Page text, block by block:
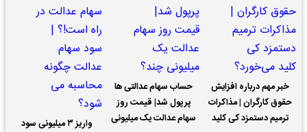
خبر مهم درباره افزایش
حقوق کارگران | مذاکرات
ترمیم دستمزد کی کلید
حساب سهام عدالتی ها
پرپول شد| قیمت روز
سهام عدالت یک میلیونی
واریز ۳ میلیونی سود